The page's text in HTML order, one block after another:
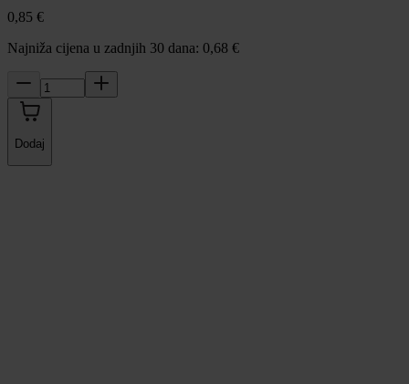
0,85 €
Najniža cijena u zadnjih 30 dana: 0,68 €
Dodaj